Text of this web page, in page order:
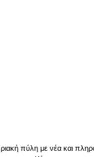
πύλη με νέα και